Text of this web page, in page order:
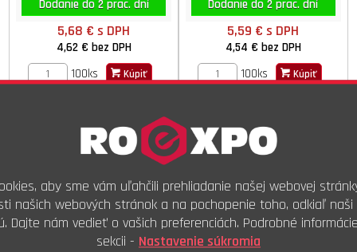
Dodanie do 2 prac. dní
5,68 €s DPH
4,62 € bez DPH
100ks
Kúpiť
Dodanie do 2 prac. dní
5,59 €s DPH
4,54 € bez DPH
100ks
Kúpiť
DIN 7343 ISO 8750 STN 021263 DIN 7343 ISO 8750 STN 021263
aby sme vám uľahčili prehliadanie našej webovej
našich webových stránok a na pochopenie toho, odkiaľ naši
Dajte nám vedieť o vašich preferenciách. Podrobné
sekcii - Nastavenie súkromia